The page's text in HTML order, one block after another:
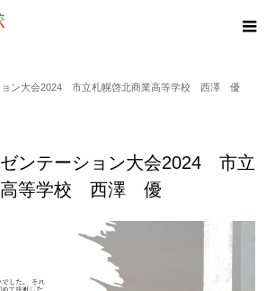
ョン大会2024 市立札幌啓北商業高等学校 西澤 優
ンテーション大会2024 市立
高等学校 西澤 優